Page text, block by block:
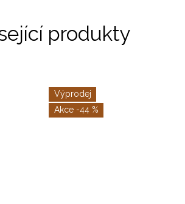
produkty
Výprodej
-44 %